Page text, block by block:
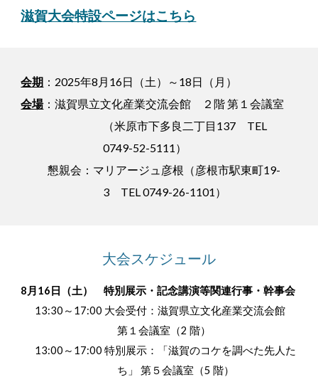
滋賀大会特設ページはこちら
会期 ：2025年8月16日（土）～18日（月）
会場：滋賀県立文化産業交流会館 ２階 第１会議室
（米原市下多良二丁目137 TEL
0749-52-5111）
懇親会：マリアージュ彦根（彦根市駅東町19-
3 TEL 0749-26-1101）
大会スケジュール
8月16日（土） 特別展示・記念講演等関連行事・幹事会
13:30～17:00 大会受付：滋賀県立文化産業交流会館
第１会議室（2 階）
13:00～17:00 特別展示：「滋賀のコケを調べた先人た
ち」 第５会議室（5 階）